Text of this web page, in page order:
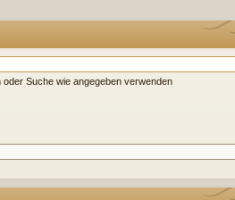
Suche wie angegeben verwenden